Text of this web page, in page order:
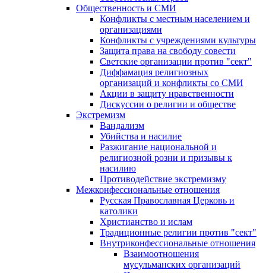
Общественность и СМИ
Конфликты с местным населением и
организациями
Конфликты с учреждениями культуры
Защита права на свободу совести
Светские организации против "сект"
Диффамация религиозных
организаций и конфликты со СМИ
Акции в защиту нравственности
Дискуссии о религии и обществе
Экстремизм
Вандализм
Убийства и насилие
Разжигание национальной и
религиозной розни и призывы к
насилию
Противодействие экстремизму
Межконфессиональные отношения
Русская Православная Церковь и
католики
Христианство и ислам
Традиционные религии против "сект"
Внутриконфессиональные отношения
Взаимоотношения
мусульманских организаций